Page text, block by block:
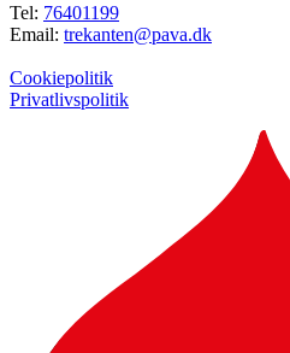
Tel: 76401199
Email: trekanten@pava.dk
Cookiepolitik
Privatlivspolitik